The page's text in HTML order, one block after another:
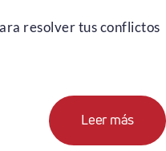
resolver tus conflictos
Leer más